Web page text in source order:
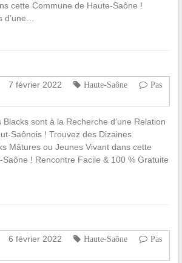
cette Commune de Haute-Saône !
7 février 2022 Haute-Saône
Pas
sont à la Recherche d’une Relation
Saônois ! Trouvez des Dizaines
Mâtures ou Jeunes Vivant dans cette
! Rencontre Facile & 100 % Gratuite
6 février 2022 Haute-Saône
Pas